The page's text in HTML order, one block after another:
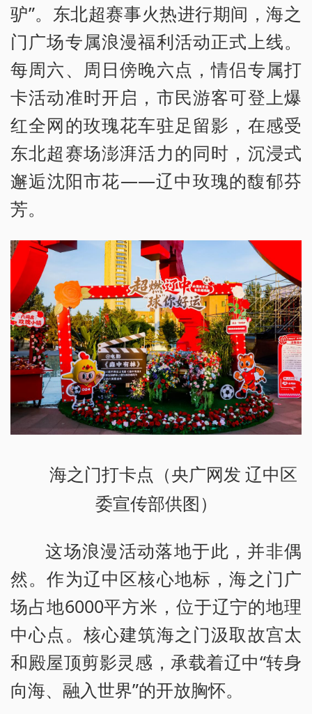
驴”。东北超赛事火热进行期间，海之
门广场专属浪漫福利活动正式上线。
每周六、周日傍晚六点，情侣专属打
卡活动准时开启，市民游客可登上爆
红全网的玫瑰花车驻足留影，在感受
东北超赛场澎湃活力的同时，沉浸式
邂逅沈阳市花——辽中玫瑰的馥郁芬
芳。
海之门打卡点（央广网发 辽中区
委宣传部供图）
这场浪漫活动落地于此，并非偶
然。作为辽中区核心地标，海之门广
场占地6000平方米，位于辽宁的地理
中心点。核心建筑海之门汲取故宫太
和殿屋顶剪影灵感，承载着辽中“转身
向海、融入世界”的开放胸怀。